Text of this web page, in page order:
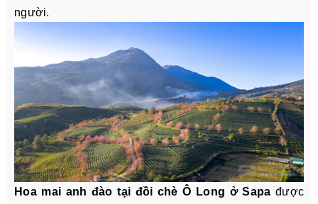
người.
Hoa mai anh đào tại đồi chè Ô Long ở Sapa được